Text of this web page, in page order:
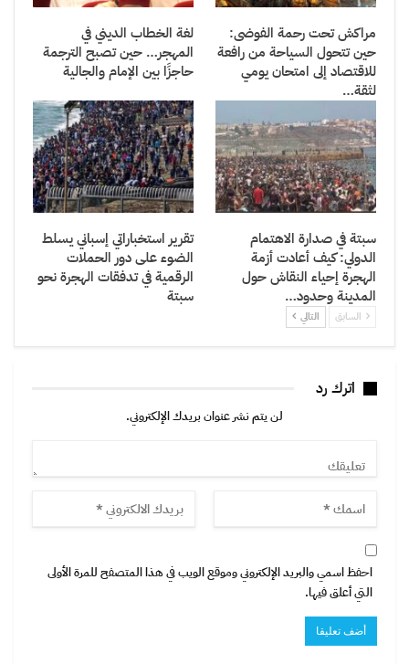
مراكش تحت رحمة الفوضى:
حين تتحول السياحة من رافعة
للاقتصاد إلى امتحان يومي
لثقة…
لغة الخطاب الديني في
المهجر… حين تصبح الترجمة
حاجزًا بين الإمام والجالية
سبتة في صدارة الاهتمام
الدولي: كيف أعادت أزمة
الهجرة إحياء النقاش حول
المدينة وحدود…
تقرير استخباراتي إسباني يسلط
الضوء على دور الحملات
الرقمية في تدفقات الهجرة نحو
سبتة
السابق التالي
اترك رد
لن يتم نشر عنوان بريدك الإلكتروني.
احفظ اسمي والبريد الإلكتروني وموقع الويب في هذا المتصفح للمرة الأولى
التي أعلق فيها.